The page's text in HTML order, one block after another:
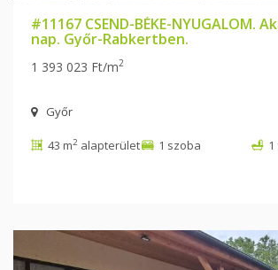
#11167 CSEND-BÉKE-NYUGALOM.
nap. Győr-Rabkertben.
1 393 023 Ft/m2
Győr
43 m2 alapterület 1 szoba